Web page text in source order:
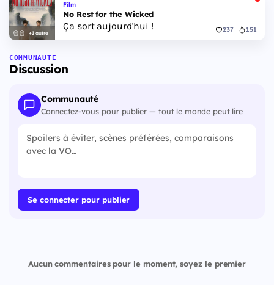
+1 autre
Film
No Rest for the Wicked
Ça sort aujourd'hui ! 237 151
COMMUNAUTÉ
Discussion
Communauté
Connectez-vous pour publier — tout le monde peut lire
Se connecter pour publier
Aucun commentaires pour le moment, soyez le premier